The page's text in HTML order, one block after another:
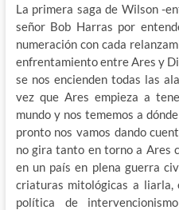
La primera saga de Wilson -
señor Bob Harras por
numeración con cada
enfrentamiento entre Ares y
se nos encienden todas las
vez que Ares empieza a
mundo y nos tememos a
pronto nos vamos dando
no gira tanto en torno a Ares
en un país en plena guerra
criaturas mitológicas a liarla,
política de